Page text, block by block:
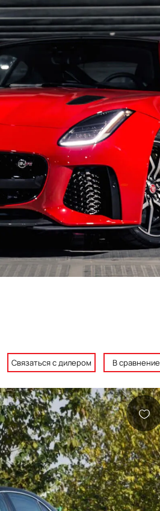
Связаться с дилером В сравнение